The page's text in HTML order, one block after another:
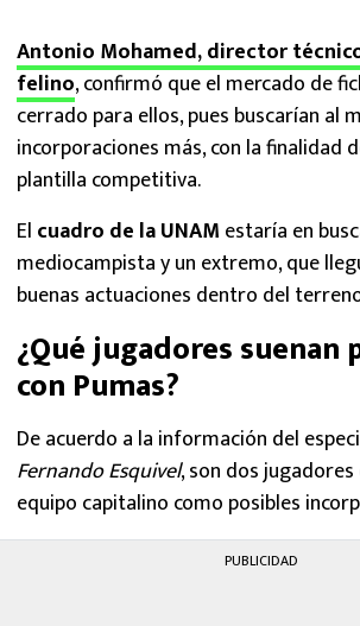
Antonio Mohamed, director
felino, confirmó que el mercado de
cerrado para ellos, pues buscarían al
incorporaciones más, con la finalidad
plantilla competitiva.
El cuadro de la UNAM estaría en
mediocampista y un extremo, que
buenas actuaciones dentro del
¿Qué jugadores suenan
con Pumas?
De acuerdo a la información del
Fernando Esquivel, son dos
equipo capitalino como posibles
PUBLICIDAD